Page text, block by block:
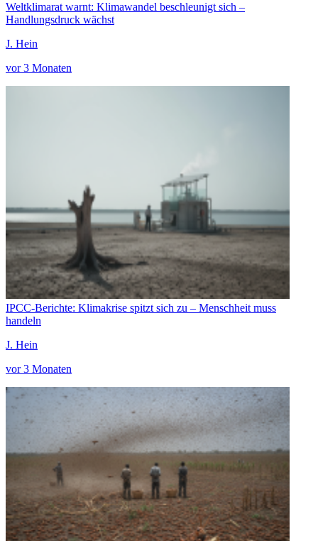
Weltklimarat warnt: Klimawandel beschleunigt sich –
Handlungsdruck wächst
J. Hein
vor 3 Monaten
IPCC-Berichte: Klimakrise spitzt sich zu – Menschheit muss
handeln
J. Hein
vor 3 Monaten